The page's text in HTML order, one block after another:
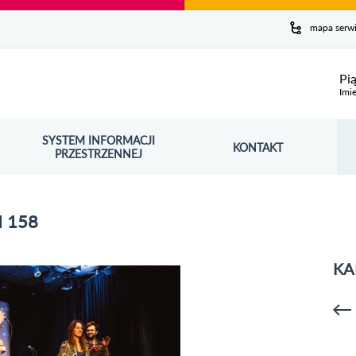
mapa
SYSTEM INFORMACJI
PRZESTRZENNEJ
OTWORZY SIĘ W NOWYM OKNIE KONTAKT
158